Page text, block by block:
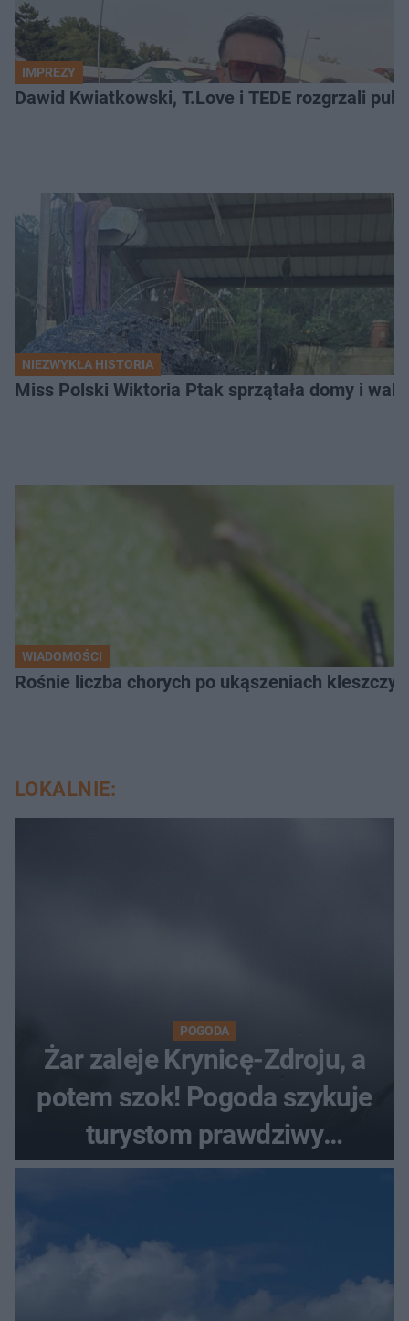
IMPREZY
Dawid Kwiatkowski, T.Love i TEDE rozgrzali
NIEZWYKŁA HISTORIA
Miss Polski Wiktoria Ptak sprzątała domy i
WIADOMOŚCI
Rośnie liczba chorych po ukąszeniach
LOKALNIE:
POGODA
Żar zaleje Krynicę-Zdroju, a
potem szok! Pogoda szykuje
turystom prawdziwy
rollercoaster